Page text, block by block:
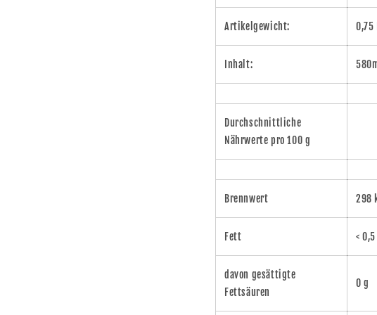
Artikelgewicht: 0,75
Inhalt:
Durchschnittliche
Nährwerte pro 100 g
Brennwert 298
Fett <
davon gesättigte
Fettsäuren
0 g